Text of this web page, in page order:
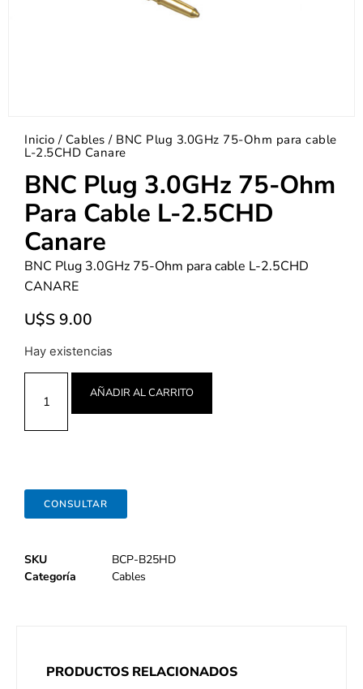
Inicio / Cables / BNC Plug 3.0GHz 75-Ohm para cable
L-2.5CHD Canare
BNC Plug 3.0GHz 75-Ohm
Para Cable L-2.5CHD
Canare
BNC Plug 3.0GHz 75-Ohm para cable L-2.5CHD
CANARE
U$S 9.00
Hay existencias
AÑADIR AL CARRITO
CONSULTAR
SKU
BCP-B25HD
Categoría
Cables
PRODUCTOS RELACIONADOS